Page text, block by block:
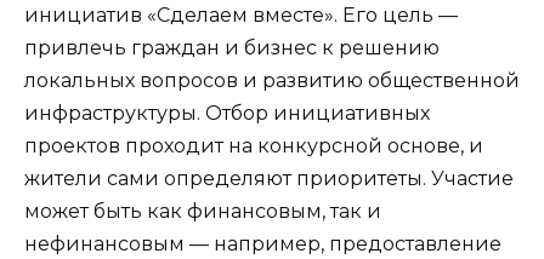
инициатив «Сделаем вместе». Его цель —
привлечь граждан и бизнес к решению
локальных вопросов и развитию общественной
инфраструктуры. Отбор инициативных
проектов проходит на конкурсной основе, и
жители сами определяют приоритеты. Участие
может быть как финансовым, так и
нефинансовым — например, предоставление